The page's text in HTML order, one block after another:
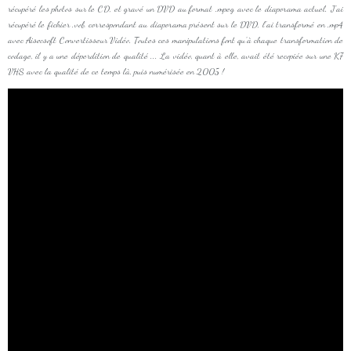
récupéré les photos sur le CD, et gravé un DVD au format .mpeg avec le diaporama actuel. J'ai
récupéré le fichier .vob correspondant au diaporama présent sur le DVD, l'ai transformé en .mp4
avec Aiseesoft Convertisseur Vidéo. Toutes ces manipulations font qu'à chaque transformation de
codage, il y a une déperdition de qualité ... La vidéo, quant à elle, avait été recopiée sur une K7
VHS avec la qualité de ce temps là, puis numérisée en 2005 !